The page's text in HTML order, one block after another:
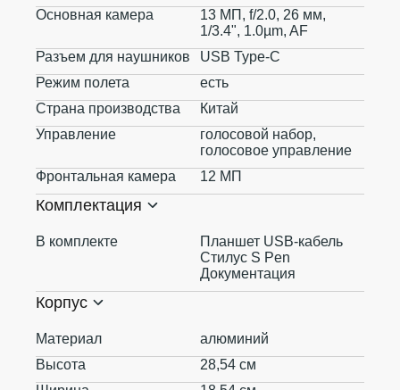
Основная камера
13 МП, f/2.0, 26 мм,
1/3.4", 1.0µm, AF
Разъем для наушников
USB Type-C
Режим полета
есть
Страна производства
Китай
Управление
голосовой набор,
голосовое управление
Фронтальная камера
12 МП
Комплектация
В комплекте
Планшет USB-кабель
Стилус S Pen
Документация
Корпус
Материал
алюминий
Высота
28,54 см